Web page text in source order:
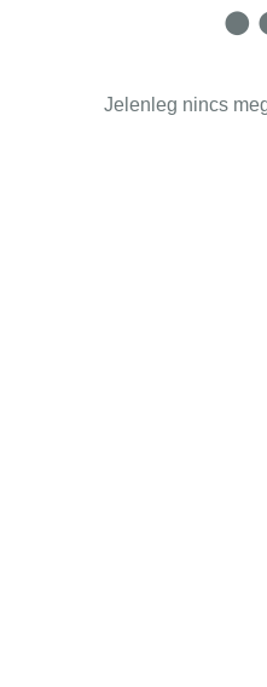
Jelenleg nincs